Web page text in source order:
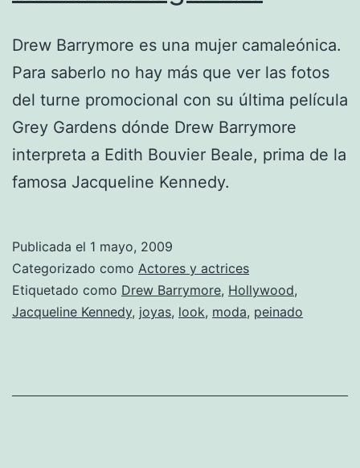
Drew Barrymore es una mujer camaleónica.
Para saberlo no hay más que ver las fotos
del turne promocional con su última película
Grey Gardens dónde Drew Barrymore
interpreta a Edith Bouvier Beale, prima de la
famosa Jacqueline Kennedy.
Publicada el 1 mayo, 2009
Categorizado como Actores y actrices
Etiquetado como Drew Barrymore, Hollywood,
Jacqueline Kennedy, joyas, look, moda, peinado